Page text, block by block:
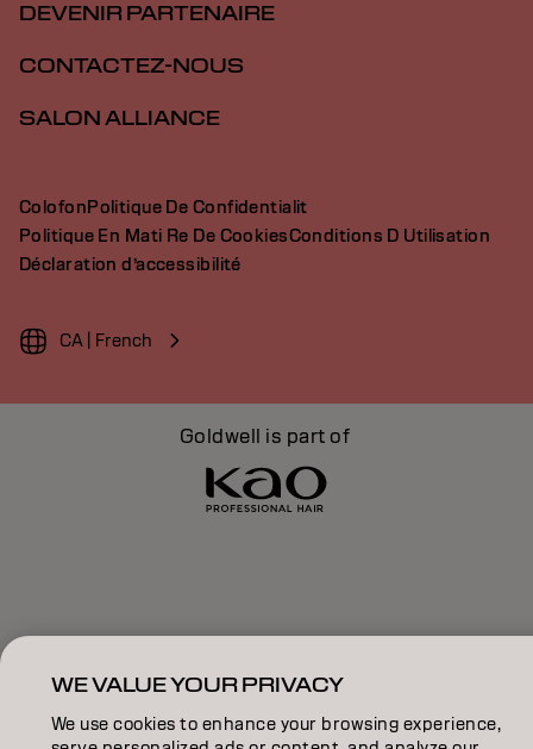
DEVENIR PARTENAIRE
CONTACTEZ-NOUS
SALON ALLIANCE
ColofonPolitique De Confidentialit
Politique En Mati Re De CookiesConditions D Utilisation
Déclaration d’accessibilité
CA | French
Goldwell is part of
WE VALUE YOUR PRIVACY
We use cookies to enhance your browsing experience,